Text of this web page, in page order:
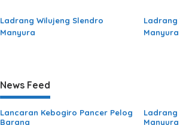
Ladrang Wilujeng Slendro
Manyura
Ladrang
Manyura
News Feed
Lancaran Kebogiro Pancer Pelog
Barang
Ladrang
Manyura